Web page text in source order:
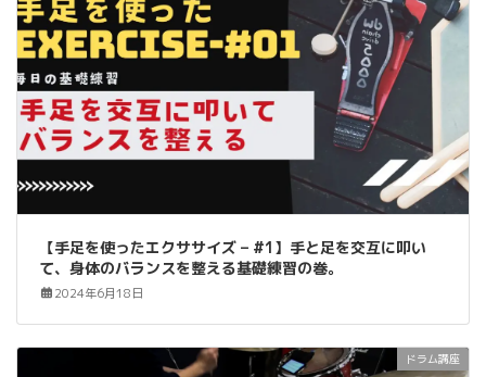
【手足を使ったエクササイズ – #1】手と足を交互に叩い
て、身体のバランスを整える基礎練習の巻。
2024年6月18日
ドラム講座